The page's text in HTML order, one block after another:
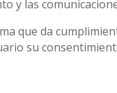
y las
que da
su